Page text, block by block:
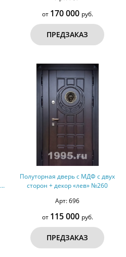
от 170 000 руб.
ПРЕДЗАКАЗ
Полуторная дверь с МДФ с двух
сторон + декор «лев» №260
Арт: 696
от 115 000 руб.
ПРЕДЗАКАЗ